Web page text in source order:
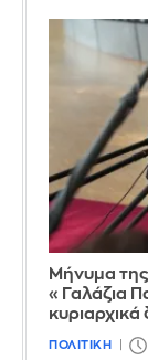
Μήνυμα
«Γαλάζια
ΠΟΛΙΤΙΚΗ